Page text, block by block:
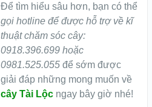
Để tìm hiểu sâu hơn, bạn có thể
gọi hotline để được hỗ trợ về kĩ
thuật chăm sóc cây:
0918.396.699 hoặc
0981.525.055 để sớm được
giải đáp những mong muốn về
cây Tài Lộc ngay bây giờ nhé!